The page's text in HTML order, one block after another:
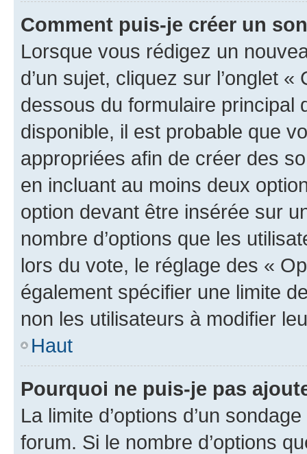
Comment puis-je créer un
Lorsque vous rédigez un
d’un sujet, cliquez sur l’onglet
dessous du formulaire principal
disponible, il est probable que
appropriées afin de créer des
en incluant au moins deux
option devant être insérée sur
nombre d’options que les
lors du vote, le réglage des «
également spécifier une limite
non les utilisateurs à modifier
Haut
Pourquoi ne puis-je pas
La limite d’options d’un
forum. Si le nombre d’options